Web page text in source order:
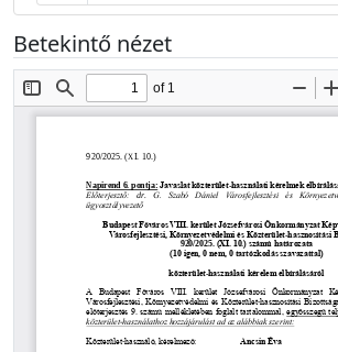
Betekintő nézet